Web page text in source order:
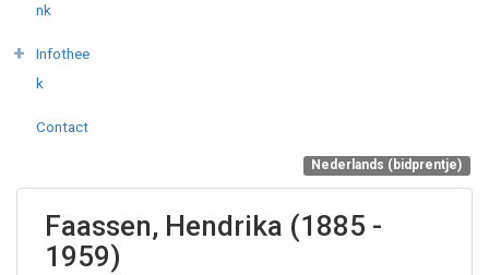
nk
Infothee
k
Contact
Nederlands (bidprentje)
Faassen, Hendrika (1885 -
1959)